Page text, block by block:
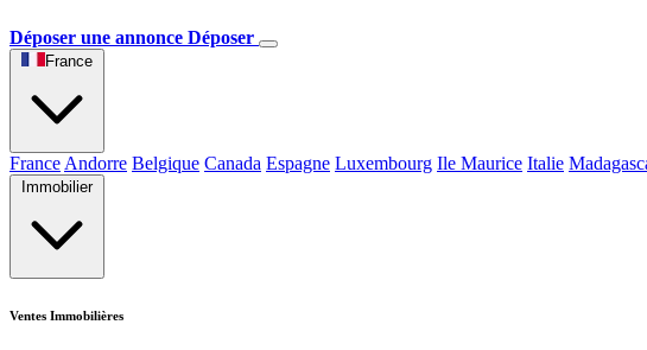
Déposer une annonce Déposer
France
France Andorre Belgique Canada Espagne Luxembourg Ile Maurice Italie
Immobilier
Ventes Immobilières